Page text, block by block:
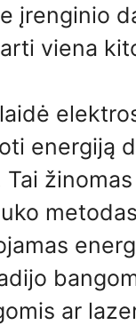
įrenginio
viena
energiją
ar